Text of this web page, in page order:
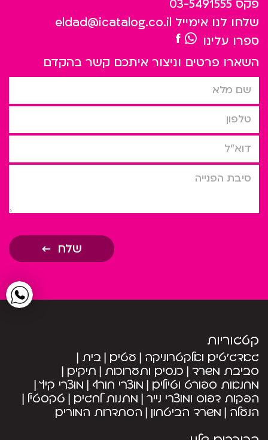
פקס 03-5491555
שלחו לנו אימייל eldad@icatalog.co.il
ספרו עלינו
השארו פרטים וניצור איתכם קשר בהקדם
שם מלא
טלפון
דוא”ל
סיבת הפניה
שלח
קטגוריות
גאדג’טים ואלקטרוניקה עטים בית
סביבת משרד כנסים ותערוכות תיקים
מחנאות ספורט וטיולים מוצרי חורף מוצרי קיץ
הפקות דפוס ומוצרי נייר מתנות לחגים טקסטיל
הנעלה משרד הביטחון הסתדרות המורים